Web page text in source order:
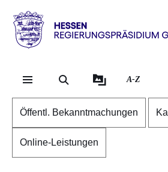
Hessen
RP
A-Z
Öffentl. Bekanntmachungen
Online-Leistungen